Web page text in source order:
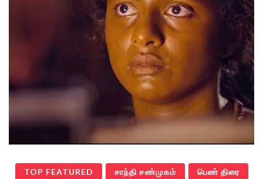
TOP FEATURED சாந்தி சண்முகம் பெண் திரை